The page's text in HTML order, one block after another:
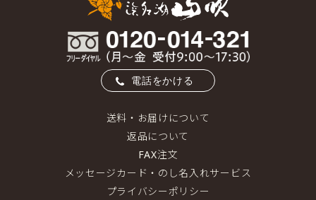
電話をかける
送料・お届けについて
返品について
FAX注文
メッセージカード・のし名入れサービス
プライバシーポリシー